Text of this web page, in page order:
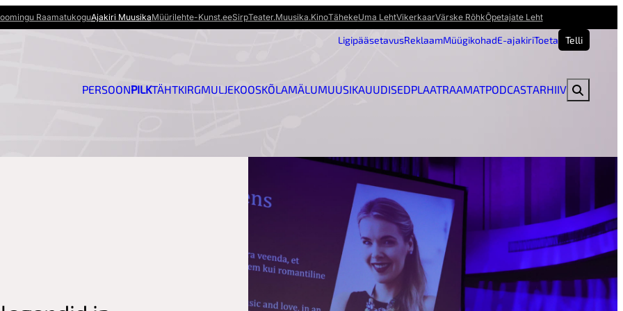
RaamatukoguAjakiri MuusikaMüürilehte-Kunst.eeSirpTeater.Muusika.KinoTähekeUma LehtVikerkaarVärske RõhkÕpetajate Leht
LigipääsetavusReklaamMüügikohadE-ajakiriToeta Telli
PERSOONPILKTÄHTKIRGMULJEKOOSKÕLAMÄLUMUUSIKAUUDISEDPLAATRAAMATPODCASTARHIIV